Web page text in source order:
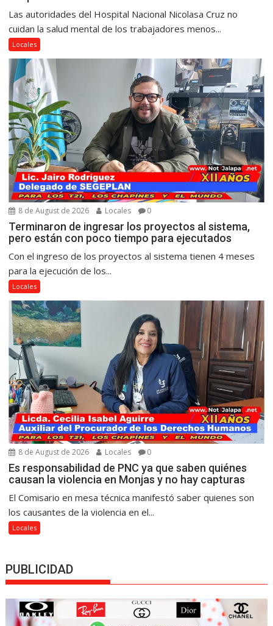
Las autoridades del Hospital Nacional Nicolasa Cruz no
cuidan la salud mental de los trabajadores menos...
Locales
8 de August de 2026 Locales 0
Terminaron de ingresar los proyectos al sistema,
pero están con poco tiempo para ejecutados
Con el ingreso de los proyectos al sistema tienen 4 meses
para la ejecución de los...
Locales
8 de August de 2026 Locales 0
Es responsabilidad de PNC ya que saben quiénes
causan la violencia en Monjas y no hay capturas
El Comisario en mesa técnica manifestó saber quienes son
los causantes de la violencia en el...
Locales
PUBLICIDAD